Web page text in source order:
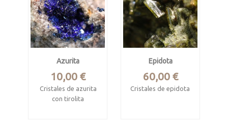
Mide 3.3 x 3.3 x 1.8
cm.
3.7 cm. Cristales
tabulares de 6 x 3
cm.
Azurita
Precio
10,00 €
Cristales de azurita
con tirolita
Epidota
Precio
60,00 €
Cristales de epidota